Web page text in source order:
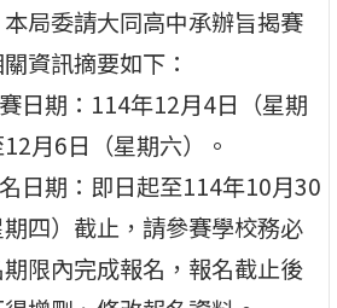
局委請大同高中承辦旨揭賽
資訊摘要如下：
日期：114年12月4日（星期
月6日（星期六）。
日期：即日起至114年10月30
期四）截止，請參賽學校務必
限內完成報名，報名截止後